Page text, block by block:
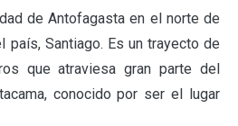
de Antofagasta en el norte de
país, Santiago. Es un trayecto de
que atraviesa gran parte del
conocido por ser el lugar